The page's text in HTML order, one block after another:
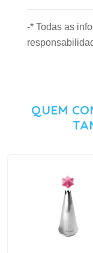
-* Todas as
QUEM